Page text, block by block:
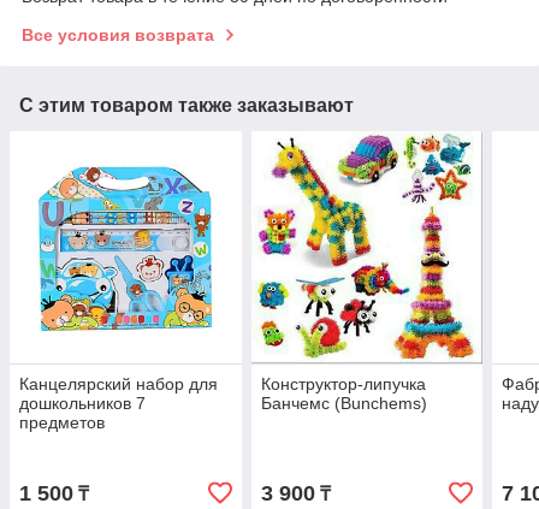
Все условия возврата
С этим товаром также заказывают
Канцелярский набор для
дошкольников 7
предметов
1 500 ₸
Конструктор-липучка
Банчемс (Bunchems)
3 900₸ 7